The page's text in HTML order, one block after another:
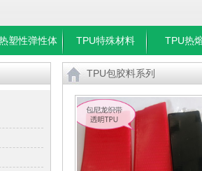
塑性弹性体 TPU特殊材料 TPU热
TPU包胶料系列